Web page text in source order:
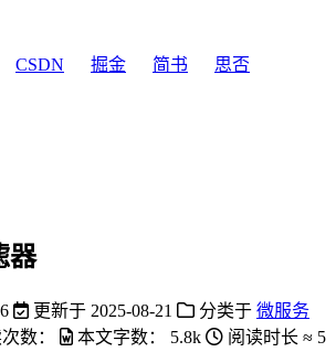
CSDN 掘金 简书
思否
器
更新于 2025-08-21 分类于 微服务
数： 本文字数： 5.8k 阅读时长 ≈ 5